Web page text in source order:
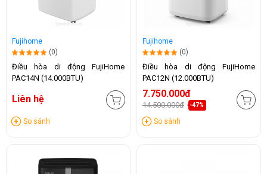
Fujihome
(0)
Điều hòa di động FujiHome
PAC14N (14.000BTU)
Liên hệ
So sánh
Fujihome
(0)
Điều hòa di động FujiHome
PAC12N (12.000BTU)
7.750.000đ
14.500.000đ -47%
So sánh